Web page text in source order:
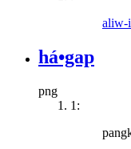
aliw-
há•gap
png
1: